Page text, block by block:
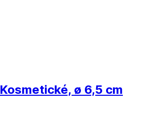
Kosmetické, ø 6,5 cm